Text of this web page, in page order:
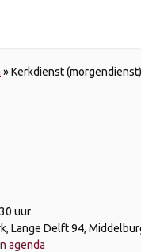
»Kerkdienst (morgendienst)
uur
Lange Delft 94,
agenda